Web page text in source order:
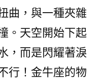
曲，與一種夾雜
。天空開始下起
，而是閃耀著淚
行！金牛座的物